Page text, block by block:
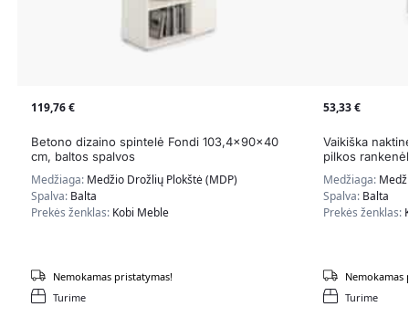
119,76€
Betono dizaino spintelė Fondi 103,4x90x40
cm, baltos spalvos
Medžiaga: Medžio Drožlių Plokštė (MDP)
Spalva: Balta
Prekės ženklas: Kobi Meble
Turime
Nemokamas pristatymas!
53,33€
Vaikiška
pilkos
Medžiaga:
Spalva: Balta
Prekės ženklas:
Turime
Nemokamas